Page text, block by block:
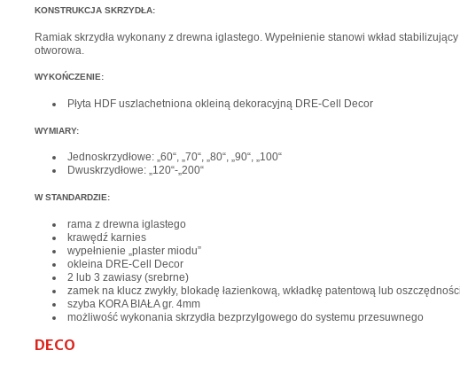
KONSTRUKCJA SKRZYDŁA:
Ramiak skrzydła wykonany z drewna iglastego. Wypełnienie stanowi wkład
otworowa.
WYKOŃCZENIE:
Płyta HDF uszlachetniona okleiną dekoracyjną DRE-Cell Decor
WYMIARY:
Jednoskrzydłowe: „60“, „70“, „80“, „90“, „100“
Dwuskrzydłowe: „120“-„200“
W STANDARDZIE:
rama z drewna iglastego
krawędź karnies
wypełnienie „plaster miodu”
okleina DRE-Cell Decor
2 lub 3 zawiasy (srebrne)
zamek na klucz zwykły, blokadę łazienkową, wkładkę patentową lub
szyba KORA BIAŁA gr. 4mm
możliwość wykonania skrzydła bezprzylgowego do systemu przesuwnego
DECO